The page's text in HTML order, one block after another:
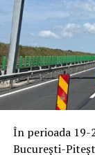
În perioada 19-
București-